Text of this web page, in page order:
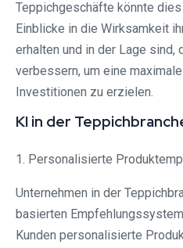
Teppichgeschäfte könnte
Einblicke in die Wirksamkeit
erhalten und in der Lage sind,
verbessern, um eine
Investitionen zu erzielen.
KI in der
1. Personalisierte
Unternehmen in der
basierten
Kunden personalisierte